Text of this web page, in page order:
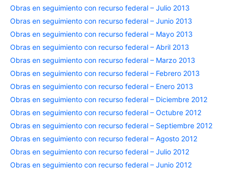
Obras en seguimiento con recurso federal – Julio 2013
Obras en seguimiento con recurso federal – Junio 2013
Obras en seguimiento con recurso federal – Mayo 2013
Obras en seguimiento con recurso federal – Abril 2013
Obras en seguimiento con recurso federal – Marzo 2013
Obras en seguimiento con recurso federal – Febrero 2013
Obras en seguimiento con recurso federal – Enero 2013
Obras en seguimiento con recurso federal – Diciembre 2012
Obras en seguimiento con recurso federal – Octubre 2012
Obras en seguimiento con recurso federal – Septiembre 2012
Obras en seguimiento con recurso federal – Agosto 2012
Obras en seguimiento con recurso federal – Julio 2012
Obras en seguimiento con recurso federal – Junio 2012